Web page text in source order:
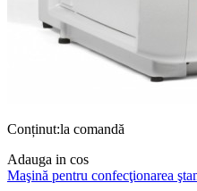
Conținut:la comandă
Adauga in cos
Maşină pentru confecţionarea